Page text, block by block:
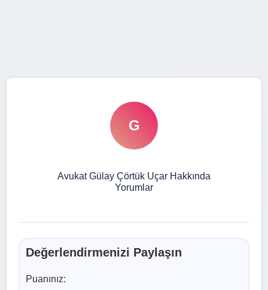
G
Avukat Gülay Çörtük Uçar Hakkında
Yorumlar
Değerlendirmenizi Paylaşın
Puanınız: